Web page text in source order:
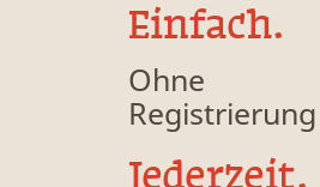
Einfach.
Ohne
Registrierung
Jederzeit.